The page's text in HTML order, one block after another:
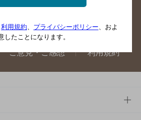
店舗様ログイン
ご意見・ご感想 利用規約
利用規約 プライバシーポリシー 、およ
したことになります。